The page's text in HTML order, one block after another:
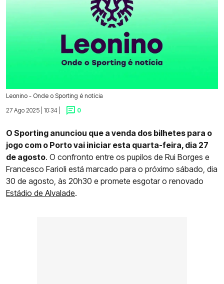
Leonino - Onde o Sporting é notícia
27 Ago 2025 | 10:34 |
0
O Sporting anunciou que a venda dos bilhetes para o
jogo com o Porto vai iniciar esta quarta-feira, dia 27
de agosto. O confronto entre os pupilos de Rui Borges e
Francesco Farioli está marcado para o próximo sábado, dia
30 de agosto, às 20h30 e promete esgotar o renovado
Estádio de Alvalade.